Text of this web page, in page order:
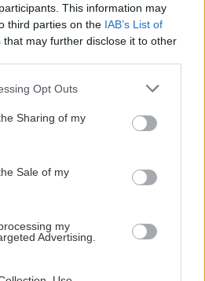
This information may
third parties on the IAB’s List of
that may further disclose it to other
app uses one or more Google
behaviour. You may click to
and its third-party tags to
purposes in below Google
Opt Outs
Sharing of my
Sale of my
my
Advertising.
το περιβάλλον, riff που
που γίνεται κραυγή